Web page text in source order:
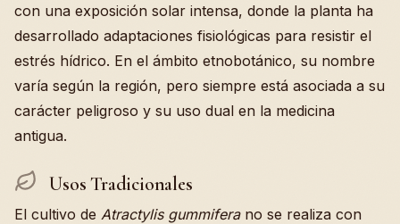
con una exposición solar intensa, donde la planta ha
desarrollado adaptaciones fisiológicas para resistir el
estrés hídrico. En el ámbito etnobotánico, su nombre
varía según la región, pero siempre está asociada a su
carácter peligroso y su uso dual en la medicina
antigua.
Usos Tradicionales
El cultivo de Atractylis gummiferano se realiza con